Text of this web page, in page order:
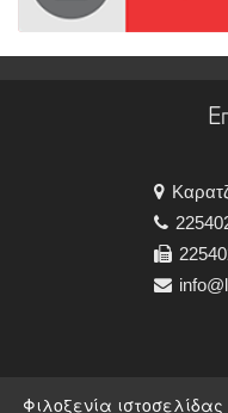
Φιλοξενία ιστοσελίδας